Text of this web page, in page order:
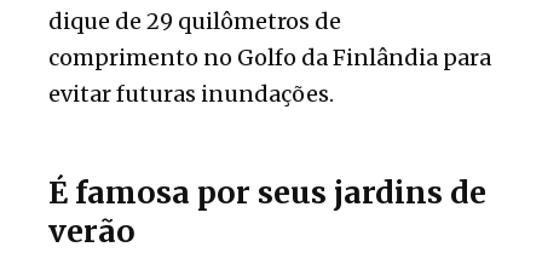
dique de 29 quilômetros de
comprimento no Golfo da Finlândia para
evitar futuras inundações.
É famosa por seus jardins de
verão